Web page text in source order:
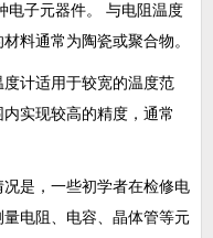
电子元器件。 与电阻温度
料通常为陶瓷或聚合物。
计适用于较宽的温度范
实现较高的精度，通常
是，一些初学者在检修电
电阻、电容、晶体管等元